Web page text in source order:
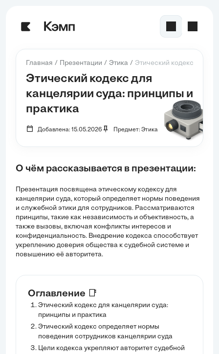
Главная Презентации Этика Этический кодекс для
Этический кодекс для
канцелярии суда: принципы и
практика
Добавлена: 15.05.2026 Предмет: Этика
О чём рассказывается в презентации:
Презентация посвящена этическому кодексу для
канцелярии суда, который определяет нормы поведения
и служебной этики для сотрудников. Рассматриваются
принципы, такие как независимость и объективность, а
также вызовы, включая конфликты интересов и
конфиденциальность. Внедрение кодекса способствует
укреплению доверия общества к судебной системе и
повышению её авторитета.
Оглавление 📑
Этический кодекс для канцелярии суда:
принципы и практика
Этический кодекс определяет нормы
поведения сотрудников канцелярии суда
Цели кодекса укрепляют авторитет судебной